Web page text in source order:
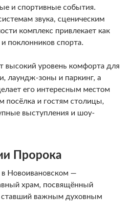
и спортивные события.
звука, сценическим
комплекс привлекает как
поклонников спорта.
высокий уровень комфорта для
лаундж-зоны и паркинг, а
его интересным местом
посёлка и гостям столицы,
выступления и шоу-
Пророка
Новоивановском —
храм, посвящённый
ставший важным духовным